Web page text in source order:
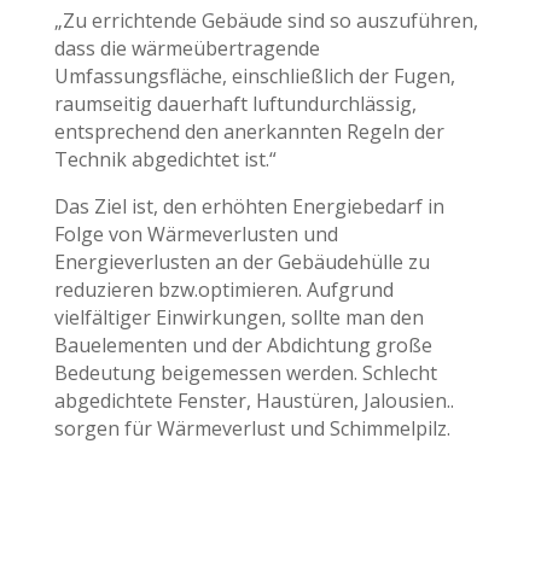
„Zu errichtende Gebäude sind so auszuführen,
dass die wärmeübertragende
Umfassungsfläche, einschließlich der Fugen,
raumseitig dauerhaft luftundurchlässig,
entsprechend den anerkannten Regeln der
Technik abgedichtet ist.“
Das Ziel ist, den erhöhten Energiebedarf in
Folge von Wärmeverlusten und
Energieverlusten an der Gebäudehülle zu
reduzieren bzw.optimieren. Aufgrund
vielfältiger Einwirkungen, sollte man den
Bauelementen und der Abdichtung große
Bedeutung beigemessen werden. Schlecht
abgedichtete Fenster, Haustüren, Jalousien..
sorgen für Wärmeverlust und Schimmelpilz.